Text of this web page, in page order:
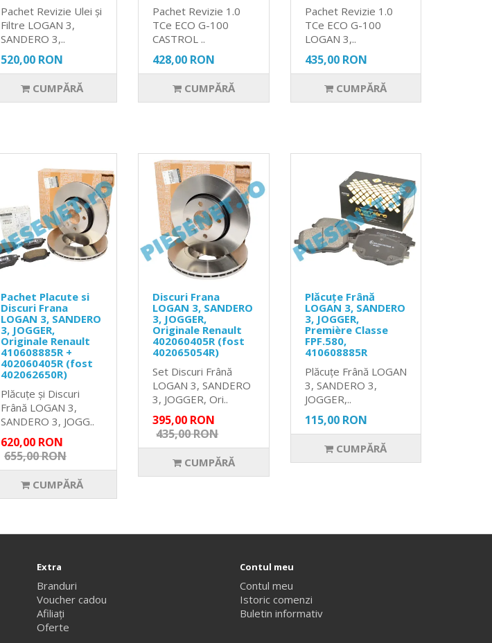
Pachet Revizie Ulei și
Filtre LOGAN 3,
SANDERO 3,..
520,00 RON
CUMPĂRĂ
Pachet Revizie 1.0
TCe ECO G-100
CASTROL ..
428,00 RON
CUMPĂRĂ
Pachet Revizie 1.0
TCe ECO G-100
LOGAN 3,..
435,00 RON
CUMPĂRĂ
Pachet Placute si
Discuri Frana
LOGAN 3, SANDERO
3, JOGGER,
Originale Renault
410608885R +
402060405R (fost
402062650R)
Plăcuțe și Discuri
Frână LOGAN 3,
SANDERO 3, JOGG..
620,00 RON
655,00 RON
CUMPĂRĂ
Discuri Frana
LOGAN 3, SANDERO
3, JOGGER,
Originale Renault
402060405R (fost
402065054R)
Set Discuri Frână
LOGAN 3, SANDERO
3, JOGGER, Ori..
395,00 RON
435,00 RON
CUMPĂRĂ
Plăcuțe Frână
LOGAN 3, SANDERO
3, JOGGER,
Première Classe
FPF.580,
410608885R
Plăcuțe Frână LOGAN
3, SANDERO 3,
JOGGER,..
115,00 RON
CUMPĂRĂ
Extra
Branduri
Voucher cadou
Afiliaţi
Oferte
Contul meu
Contul meu
Istoric comenzi
Buletin informativ